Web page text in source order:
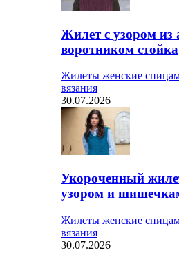
Жилет с узором из
воротником стойка
Жилеты женские
вязания
30.07.2026
Укороченный
узором и
Жилеты женские
вязания
30.07.2026